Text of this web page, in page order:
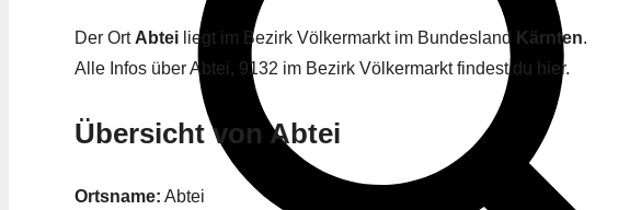
Der Ort Abtei liegt im Bezirk Völkermarkt im Bundesland Kärnten.
Alle Infos über Abtei, 9132 im Bezirk Völkermarkt findest du hier.
Übersicht von Abtei
Ortsname: Abtei